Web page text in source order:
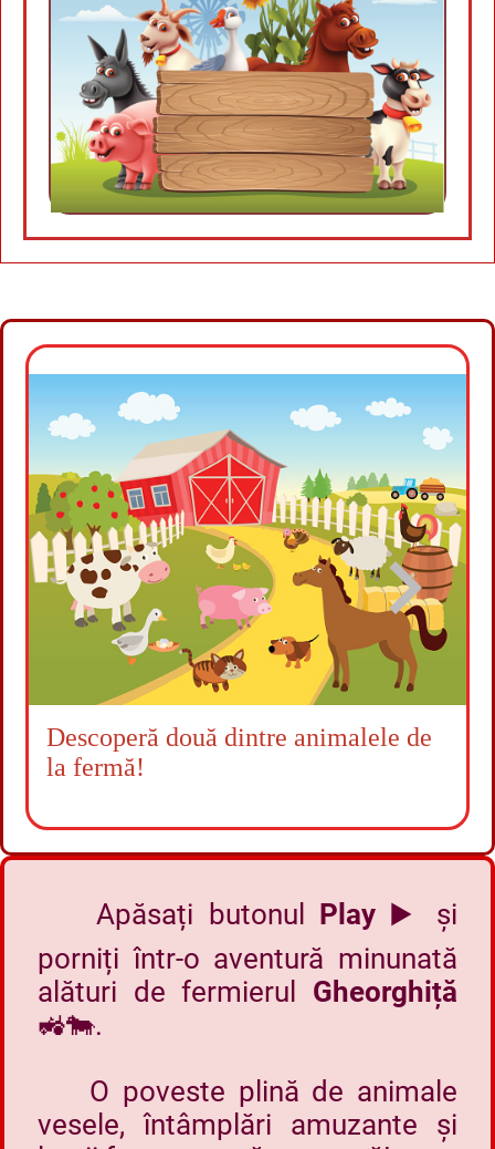
Descoperă două dintre animalele de
la fermă!
Apăsați butonul Play ▶️ și
porniți într-o aventură minunată
alături de fermierul Gheorghiță
🚜🐄.
O poveste plină de animale
vesele, întâmplări amuzante și